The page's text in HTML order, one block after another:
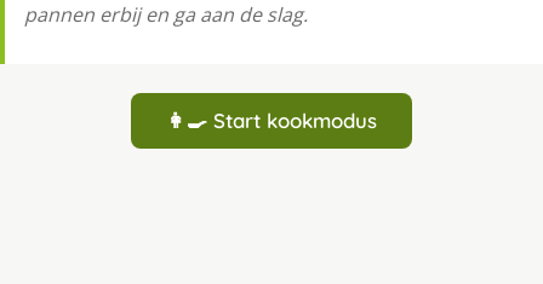
pannen erbij en ga aan de slag.
👩‍🍳 Start kookmodus